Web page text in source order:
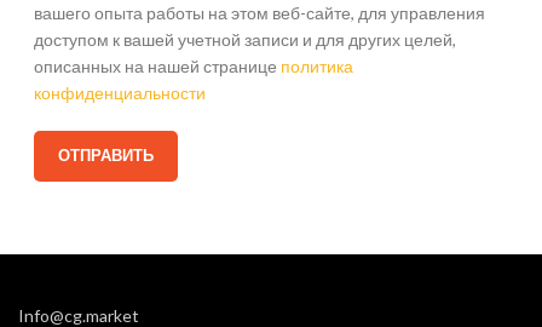
вашего опыта работы на этом веб-сайте, для управления
доступом к вашей учетной записи и для других целей,
описанных на нашей странице политика
конфиденциальности
Info@cg.market